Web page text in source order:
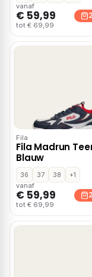
vanaf
€ 59,99
tot € 69,99
Fila
Fila Madrun
Blauw
36 37 38
+1
vanaf
€ 59,99
tot € 69,99